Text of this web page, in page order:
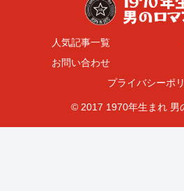
人気記事一覧
お問い合わせ
プライバシーポ
© 2017 1970年生まれ 男